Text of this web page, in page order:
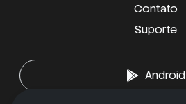
Contato
Suporte
Android